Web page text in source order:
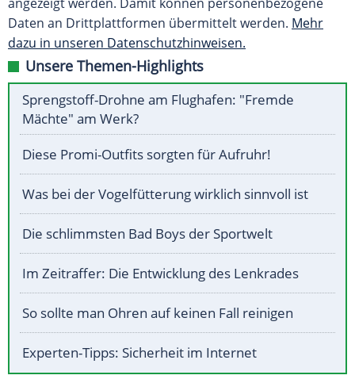
Daten an Drittplattformen übermittelt werden. Mehr
dazu in unseren Datenschutzhinweisen.
Unsere Themen-Highlights
Sprengstoff-Drohne am Flughafen: "Fremde
Mächte" am Werk?
Diese Promi-Outfits sorgten für Aufruhr!
Was bei der Vogelfütterung wirklich sinnvoll ist
Die schlimmsten Bad Boys der Sportwelt
Im Zeitraffer: Die Entwicklung des Lenkrades
So sollte man Ohren auf keinen Fall reinigen
Experten-Tipps: Sicherheit im Internet